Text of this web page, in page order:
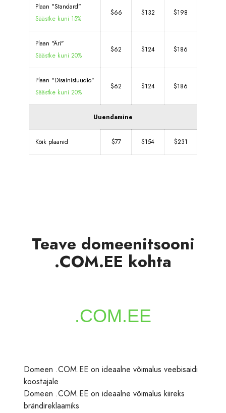
Plaan "Standard"
Säästke kuni 15%
$66 $132 $198
Plaan "Äri"
Säästke kuni 20%
$62 $124 $186
Plaan "Disainistuudio"
Säästke kuni 20%
$62 $124 $186
Uuendamine
Kõik plaanid $77 $154 $231
Teave domeenitsooni
.COM.EE kohta
Domeen .COM.EE on ideaalne võimalus veebisaidi
koostajale
Domeen .COM.EE on ideaalne võimalus kiireks
brändireklaamiks